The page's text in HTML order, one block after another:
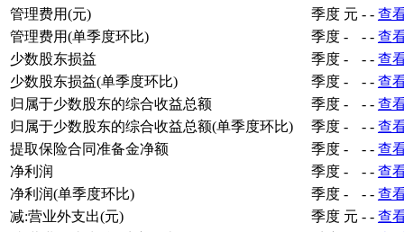
管理费用(元)
季度 元 - - 查
管理费用(单季度环比)
季度 - - - 查
少数股东损益
季度 - - - 查
少数股东损益(单季度环比)
季度 - - - 查
归属于少数股东的综合收益总额
季度 - - - 查
归属于少数股东的综合收益总额(单季度环比)
季度 - - - 查
提取保险合同准备金净额
季度 - - - 查
净利润
季度 - - - 查
净利润(单季度环比)
季度 - - - 查
减:营业外支出(元)
季度 元 - - 查